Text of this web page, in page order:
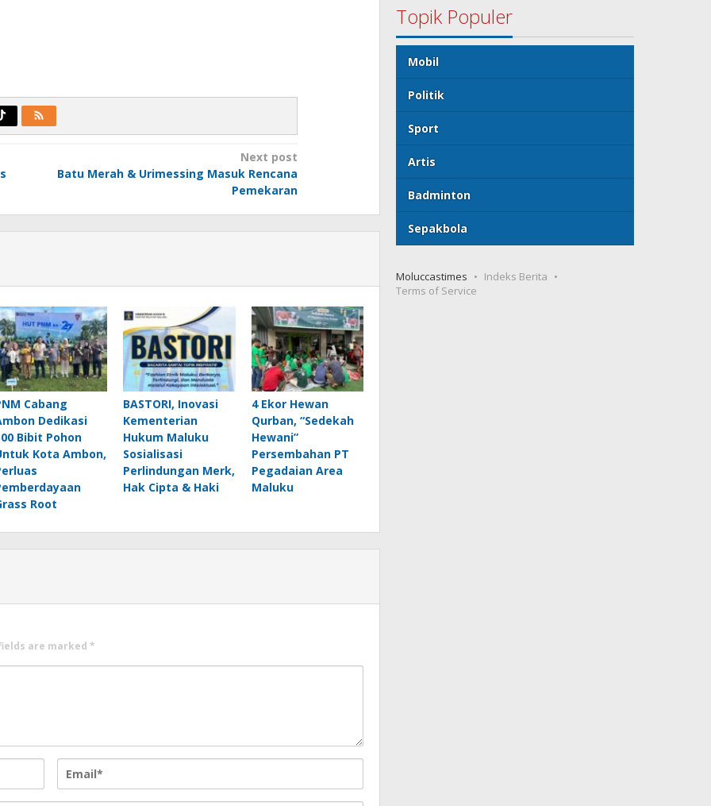
Next post
Batu Merah & Urimessing Masuk Rencana
Pemekaran
Cabang
Dedikasi
Bibit Pohon
Kota Ambon,
Root
BASTORI, Inovasi
Kementerian
Hukum Maluku
Sosialisasi
Perlindungan Merk,
Hak Cipta & Haki
4 Ekor Hewan
Qurban, “Sedekah
Hewani”
Persembahan PT
Pegadaian Area
Maluku
are marked *
Topik Populer
Mobil
Politik
Sport
Artis
Badminton
Sepakbola
Moluccastimes
Indeks Berita
Terms of Service